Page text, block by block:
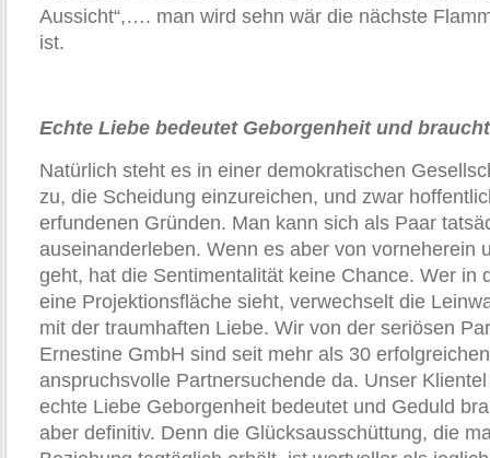
Aussicht“,…. man wird sehn wär die nächste
ist.
Echte Liebe bedeutet Geborgenheit und
Natürlich steht es in einer demokratischen
zu, die Scheidung einzureichen, und zwar
erfundenen Gründen. Man kann sich als Paar
auseinanderleben. Wenn es aber von vorneherein
geht, hat die Sentimentalität keine Chance. Wer in
eine Projektionsfläche sieht, verwechselt die
mit der traumhaften Liebe. Wir von der seriösen
Ernestine GmbH sind seit mehr als 30
anspruchsvolle Partnersuchende da. Unser
echte Liebe Geborgenheit bedeutet und Geduld
aber definitiv. Denn die Glücksausschüttung, die